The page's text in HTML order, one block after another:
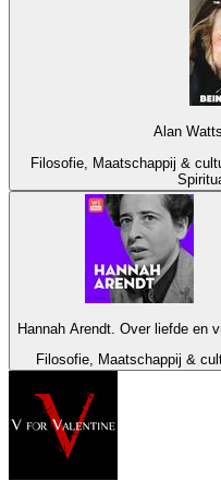
Alan
Filosofie, Maatschappij &
Hannah Arendt. Over liefde en
Filosofie, Maatschappij &